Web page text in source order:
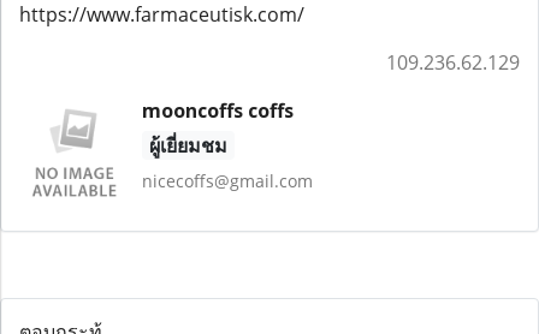
https://www.farmaceutisk.com/
109.236.62.129
mooncoffs coffs
ผู้เยี่ยมชม
nicecoffs@gmail.com